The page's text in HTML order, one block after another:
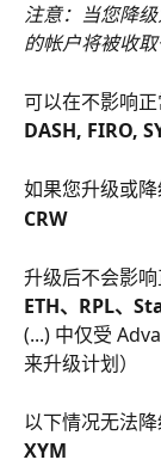
注意：当您降
的帐户将被收取
可以在不影响正
DASH, FIRO,
如果您升级或降
​CRW
升级后不会影响
ETH、RPL、
(...) 中仅受
来升级计划）​
以下情况无法降
​XYM